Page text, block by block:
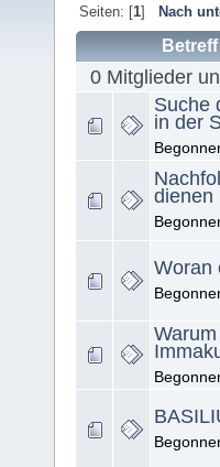
Seiten: [1] Nach
Betreff
0 Mitglieder
Suche
in der
dienen
Woran